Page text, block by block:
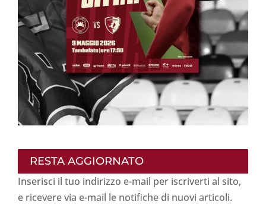
RESTA AGGIORNATO
Inserisci il tuo indirizzo e-mail per iscriverti al sito,
e ricevere via e-mail le notifiche di nuovi articoli.